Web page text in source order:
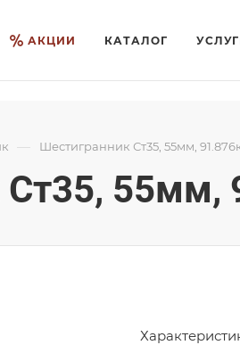
АКЦИИ КАТАЛОГ
— Шестигранник Ст35, 55мм,
55мм,